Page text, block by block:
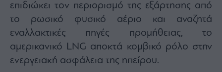
επιδιώκει τον περιορισμό της εξάρτησης από
το ρωσικό φυσικό αέριο και αναζητά
εναλλακτικές πηγές προμήθειας, το
αμερικανικό LNG αποκτά κομβικό ρόλο στην
ενεργειακή ασφάλεια της ηπείρου.